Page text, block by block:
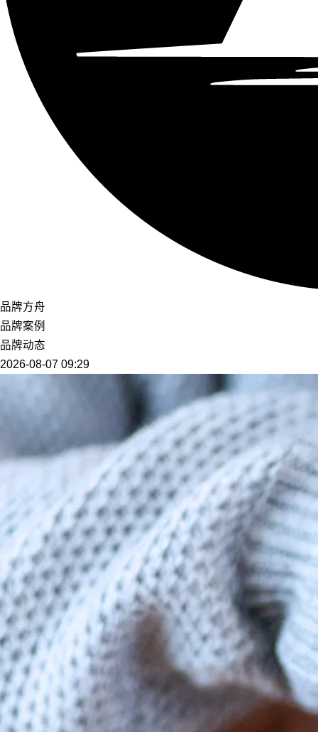
品牌方舟
品牌案例
品牌动态
2026-08-07 09:29